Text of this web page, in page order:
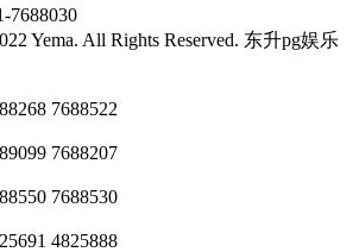
7688030
Yema. All Rights Reserved. 东升pg娱乐
7688522
7688207
7688530
4825888